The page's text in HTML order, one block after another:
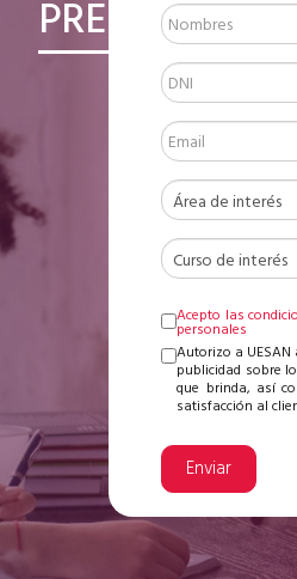
PRE-
Acepto las
personales
Autorizo a
publicidad sobre
que brinda, así
satisfacción al
Enviar